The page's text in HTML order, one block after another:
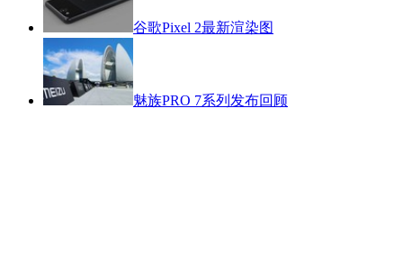
谷歌Pixel 2最新渲染图
魅族PRO 7系列发布回顾